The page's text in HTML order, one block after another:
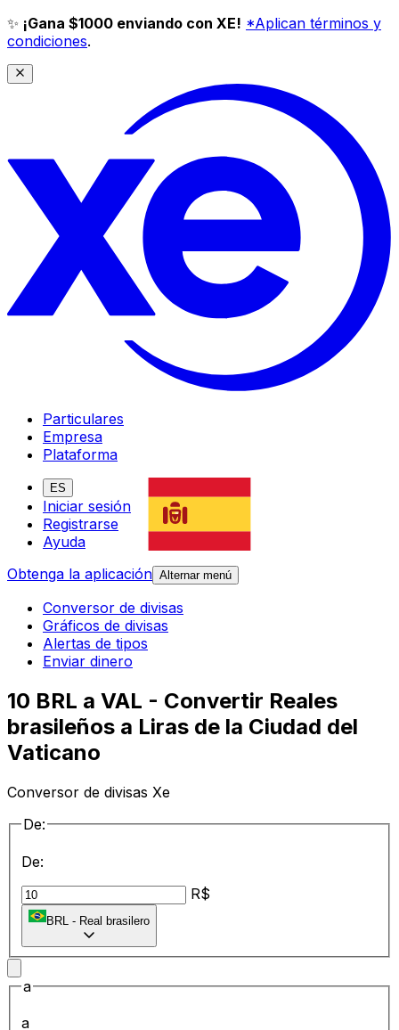
✨ ¡Gana $1000 enviando con XE! *Aplican términos y
condiciones.
Particulares
Empresa
Plataforma
ES
Iniciar sesión
Registrarse
Ayuda
Obtenga la aplicación Alternar menú
Conversor de divisas
Gráficos de divisas
Alertas de tipos
Enviar dinero
10 BRL a VAL - Convertir Reales
brasileños a Liras de la Ciudad del
Vaticano
Conversor de divisas Xe
De:
De:
R$
BRL - Real brasilero
a
a